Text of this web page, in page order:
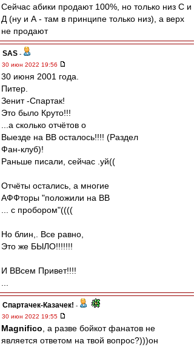
Сейчас абики продают 100%, но только низ С и
Д (ну и А - там в принципе только низ), а верх
не продают
SAS -
30 июн 2022 19:56
30 июня 2001 года.
Питер.
Зенит -Спартак!
Это было Круто!!!
...а сколько отчётов о
Выезде на ВВ осталось!!!! (Раздел
Фан-клуб)!
Раньше писали, сейчас .уй((
Отчёты остались, а многие
АФФторы "положили на ВВ
... с пробором"((((
Но блин,. Все равно,
Это же БЫЛО!!!!!!!
И ВВсем Привет!!!!
Спартачек-Казачек! -
30 июн 2022 19:55
Magnifico , а разве бойкот фанатов не
является ответом на твой вопрос?)))он